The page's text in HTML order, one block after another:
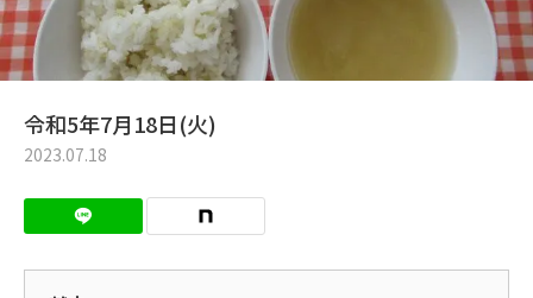
令和5年7月18日(火)
2023.07.18